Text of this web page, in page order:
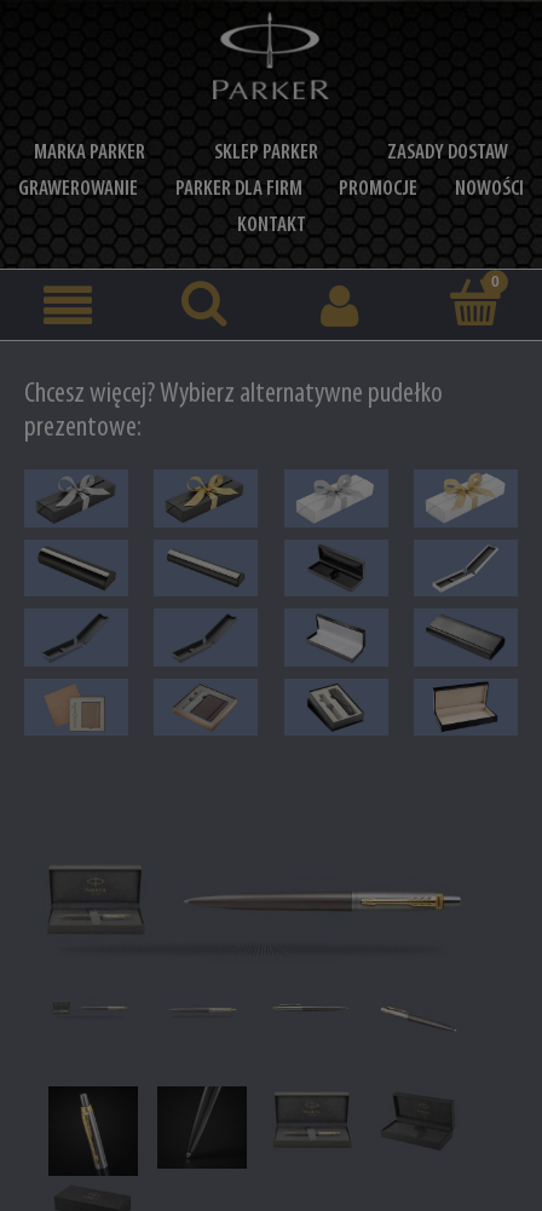
MARKA PARKER SKLEP PARKER
ZASADY DOSTAW
GRAWEROWANIE
PARKER DLA FIRM PROMOCJE
NOWOŚCI
KONTAKT
Chcesz więcej? Wybierz alternatywne pudełko
prezentowe: